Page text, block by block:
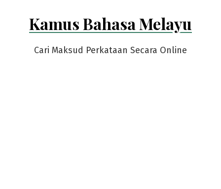
Kamus Bahasa Melayu
Cari Maksud Perkataan Secara Online